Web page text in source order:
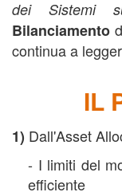
dei Sistemi
Bilanciamento
continua a
IL
1) Dall'Asset
- I limiti del
efficiente